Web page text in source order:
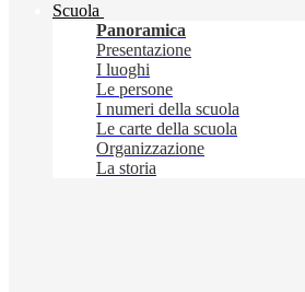
Scuola
Panoramica
Presentazione
I luoghi
Le persone
I numeri della scuola
Le carte della scuola
Organizzazione
La storia